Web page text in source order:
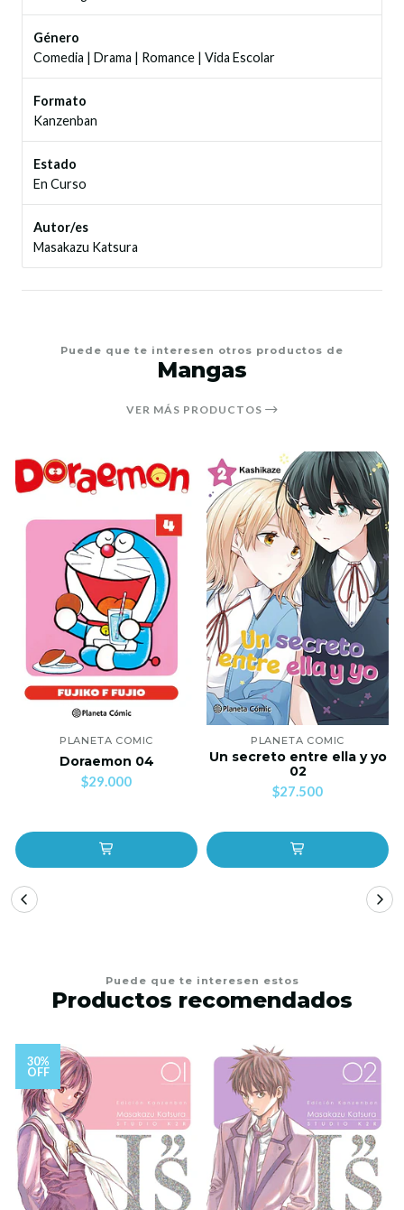
Género
Comedia | Drama | Romance | Vida Escolar
Formato
Kanzenban
Estado
En Curso
Autor/es
Masakazu Katsura
Puede que te interesen otros productos de
Mangas
VER MÁS PRODUCTOS
PLANETA COMIC
Doraemon 04
$29.000
PLANETA COMIC
Un secreto entre ella y yo
02
$27.500
Puede que te interesen estos
Productos recomendados
30%
OFF